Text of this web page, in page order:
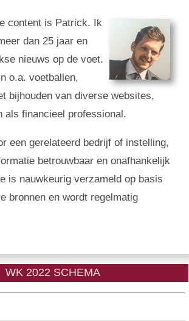
content is Patrick. Ik
dan 25 jaar en
nieuws op de voet.
o.a. voetballen,
bijhouden van diverse websites,
als financieel professional.
een gerelateerd bedrijf of instelling,
betrouwbaar en onafhankelijk
is nauwkeurig verzameld op basis
bronnen en wordt regelmatig
WK 2022 SCHEMA